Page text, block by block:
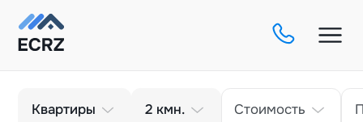
Тип
Квартиры Кол-во комнат
2 кмн. Стоимость